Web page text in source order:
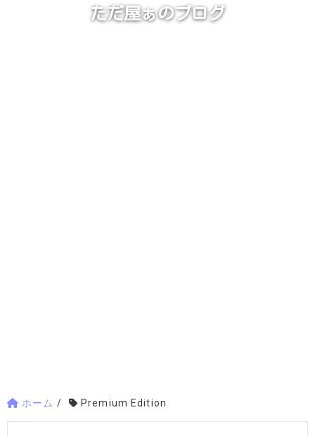
ただ屋ぁのブログ
ホーム / Premium Edition